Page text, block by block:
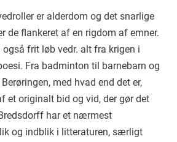
er alderdom og det snarlige
de flankeret af en rigdom af emner.
frit løb vedr. alt fra krigen i
Fra badminton til barnebarn og
med hvad end det er,
originalt bid og vid, der gør det
har et nærmest
og indblik i litteraturen, særligt